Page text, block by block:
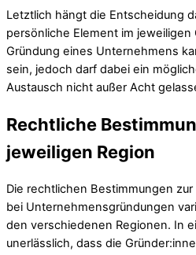
Letztlich hängt die Entscheidung
persönliche Element im jeweiligen
Gründung eines Unternehmens
sein, jedoch darf dabei ein
Austausch nicht außer Acht
Rechtliche
jeweiligen Region
Die rechtlichen Bestimmungen
bei Unternehmensgründungen
den verschiedenen Regionen. In
unerlässlich, dass die